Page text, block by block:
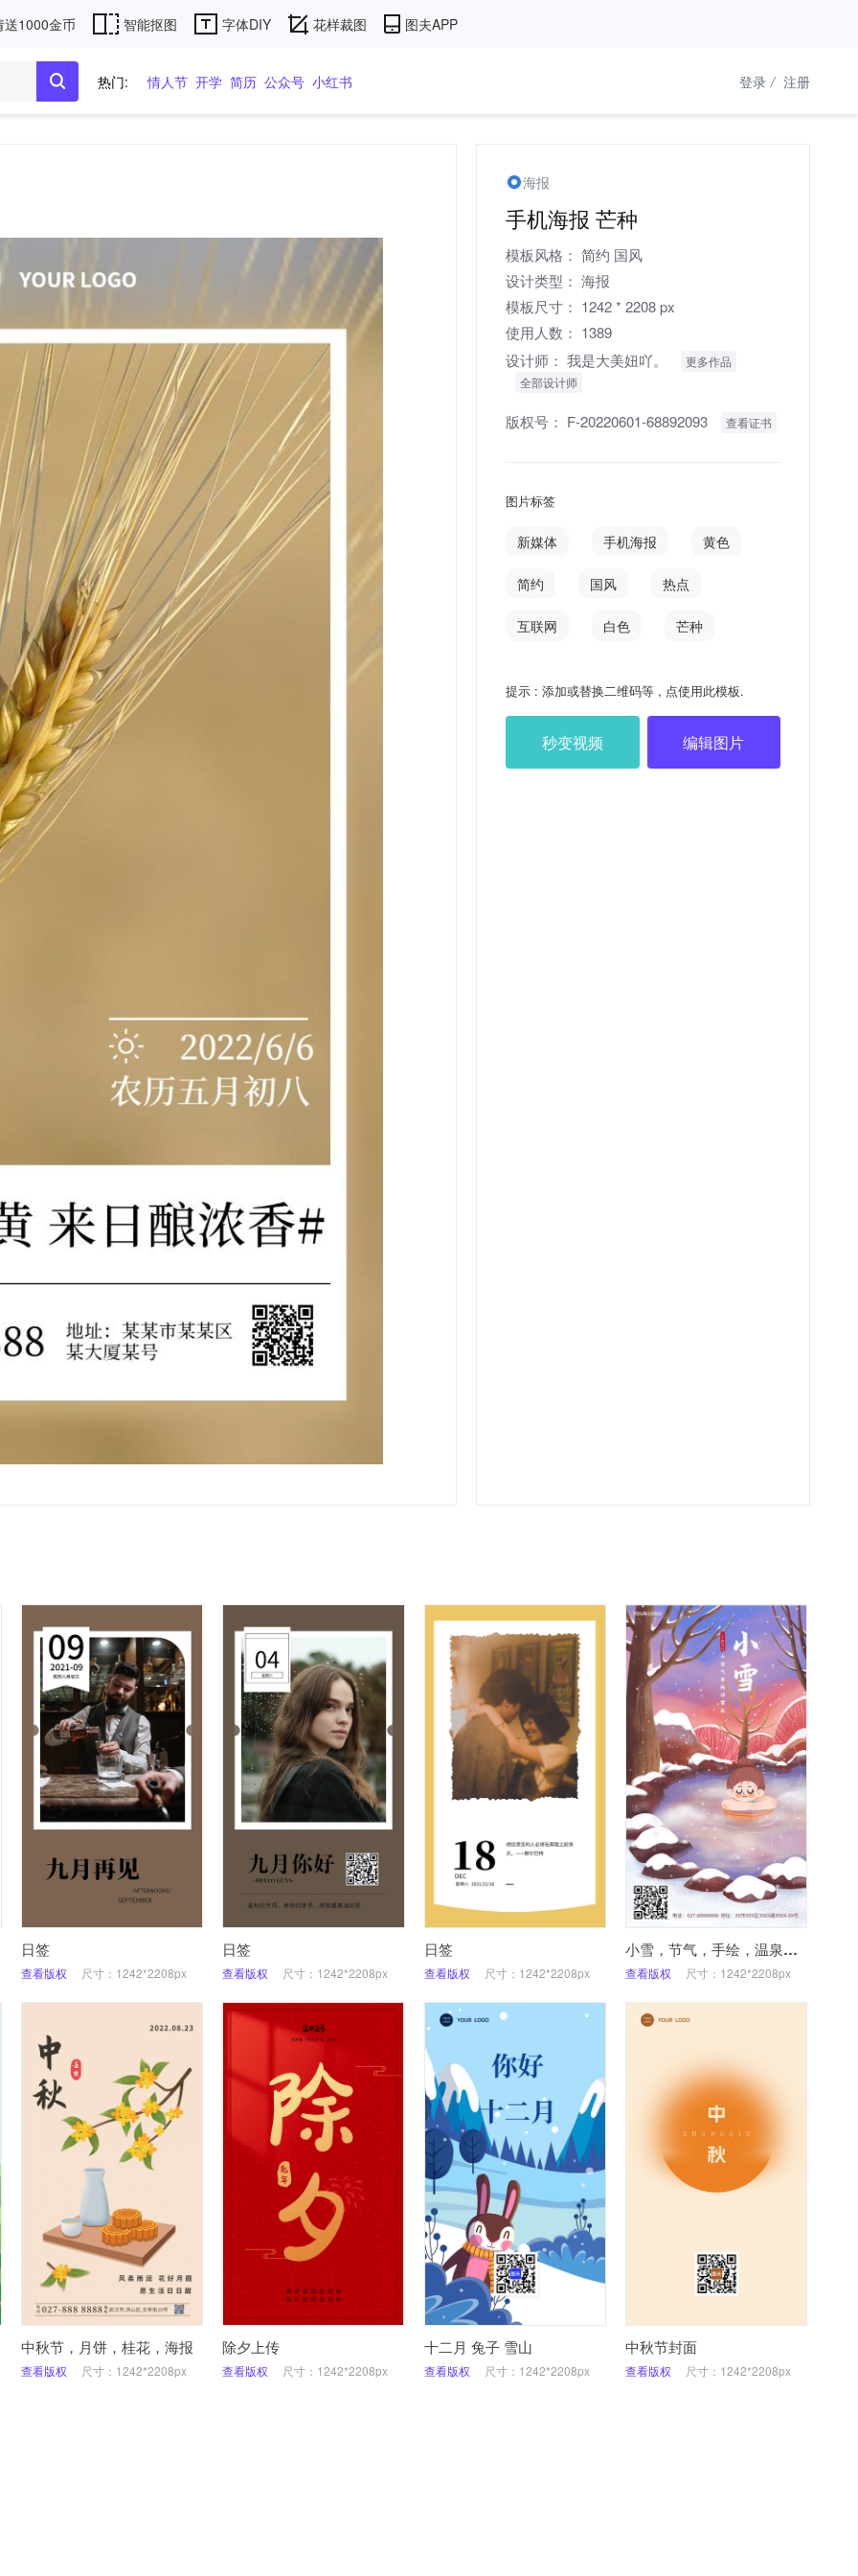
送1000金币 智能抠图 字体DIY 花样裁图 图夫APP
热门: 情人节 开学 简历 公众号 小红书 登录 / 注册
海报
手机海报 芒种
模板风格： 简约 国风
设计类型： 海报
模板尺寸： 1242 * 2208 px
使用人数： 1389
设计师： 我是大美妞吖。
更多作品
全部设计师
版权号： F-20220601-68892093 查看证书
图片标签
新媒体 手机海报 黄色
简约 国风 热点
互联网 白色 芒种
提示 : 添加或替换二维码等 , 点使用此模板.
秒变视频 编辑图片
日签
查看版权 尺寸：1242*2208px
日签
查看版权 尺寸：1242*2208px
日签
查看版权 尺寸：1242*2208px
小雪，节气，手绘，温泉，手机海报
查看版权 尺寸：1242*2208px
中秋节，月饼，桂花，海报
查看版权 尺寸：1242*2208px
除夕上传
查看版权 尺寸：1242*2208px
十二月 兔子 雪山
查看版权 尺寸：1242*2208px
中秋节封面
查看版权 尺寸：1242*2208px